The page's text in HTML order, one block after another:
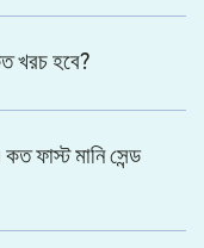
খরচ হবে?
ফাস্ট মানি সেন্ড